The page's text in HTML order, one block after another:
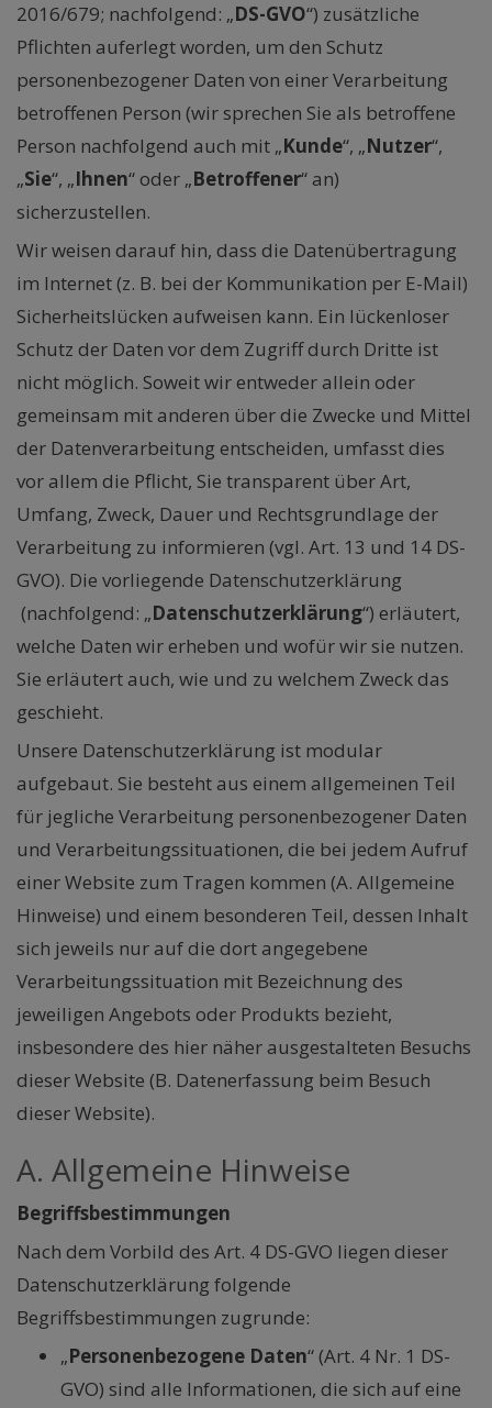
2016/679; nachfolgend: „DS-GVO“) zusätzliche
Pflichten auferlegt worden, um den Schutz
personenbezogener Daten von einer Verarbeitung
betroffenen Person (wir sprechen Sie als betroffene
Person nachfolgend auch mit „Kunde“, „Nutzer“,
„Sie“, „Ihnen“ oder „Betroffener“ an)
sicherzustellen.
Wir weisen darauf hin, dass die Datenübertragung
im Internet (z. B. bei der Kommunikation per E-Mail)
Sicherheitslücken aufweisen kann. Ein lückenloser
Schutz der Daten vor dem Zugriff durch Dritte ist
nicht möglich. Soweit wir entweder allein oder
gemeinsam mit anderen über die Zwecke und Mittel
der Datenverarbeitung entscheiden, umfasst dies
vor allem die Pflicht, Sie transparent über Art,
Umfang, Zweck, Dauer und Rechtsgrundlage der
Verarbeitung zu informieren (vgl. Art. 13 und 14 DS-
GVO). Die vorliegende Datenschutzerklärung
(nachfolgend: „Datenschutzerklärung“) erläutert,
welche Daten wir erheben und wofür wir sie nutzen.
Sie erläutert auch, wie und zu welchem Zweck das
geschieht.
Unsere Datenschutzerklärung ist modular
aufgebaut. Sie besteht aus einem allgemeinen Teil
für jegliche Verarbeitung personenbezogener Daten
und Verarbeitungssituationen, die bei jedem Aufruf
einer Website zum Tragen kommen (A. Allgemeine
Hinweise) und einem besonderen Teil, dessen Inhalt
sich jeweils nur auf die dort angegebene
Verarbeitungssituation mit Bezeichnung des
jeweiligen Angebots oder Produkts bezieht,
insbesondere des hier näher ausgestalteten Besuchs
dieser Website (B. Datenerfassung beim Besuch
dieser Website).
A. Allgemeine Hinweise
Begriffsbestimmungen
Nach dem Vorbild des Art. 4 DS-GVO liegen dieser
Datenschutzerklärung folgende
Begriffsbestimmungen zugrunde:
„Personenbezogene Daten“ (Art. 4 Nr. 1 DS-
GVO) sind alle Informationen, die sich auf eine